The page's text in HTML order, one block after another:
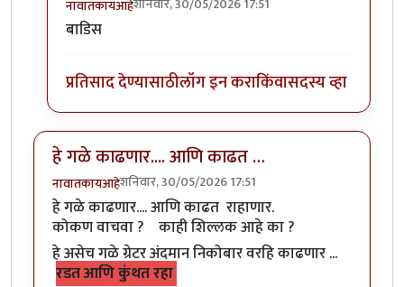
नावातकायआहेशनिवार, 30/05/2026 17:51
In reply to
बाडिस
प्रतिसाद देण्यासाठीलॉग इन कराकिंवासदस्य व्हा
हे गळे काढणार.... आणि काढत …
नावातकायआहेशनिवार, 30/05/2026 17:51
हे गळे काढणार.... आणि काढत राहाणार.
कोकण वाचवा ? काही शिल्लक आहे का ?
हे असेच गळे ग्रेटर अंदमान निकोबार वरहि काढणार ...
रडत आणि कुंथत रहा